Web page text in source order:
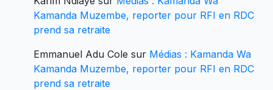
Kamanda Muzembe, reporter pour RFI en RDC
prend sa retraite
Emmanuel Adu Cole sur Médias : Kamanda Wa
Kamanda Muzembe, reporter pour RFI en RDC
prend sa retraite